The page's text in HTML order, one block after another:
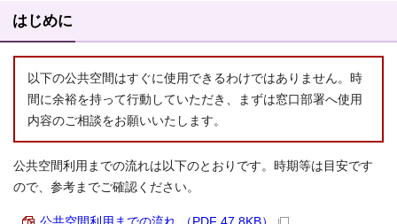
はじめに
以下の公共空間はすぐに使用できるわけではありません。時
間に余裕を持って行動していただき、まずは窓口部署へ使用
内容のご相談をお願いいたします。
公共空間利用までの流れは以下のとおりです。時期等は目安です
ので、参考までご確認ください。